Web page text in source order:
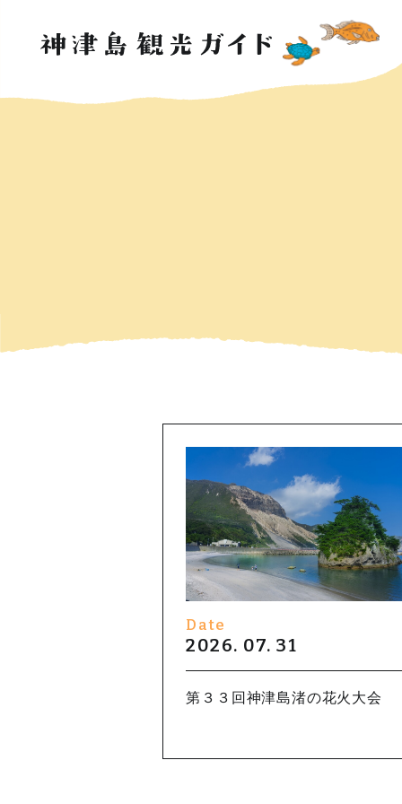
Date
2026. 07. 31
第３３回神津島渚の花火大会